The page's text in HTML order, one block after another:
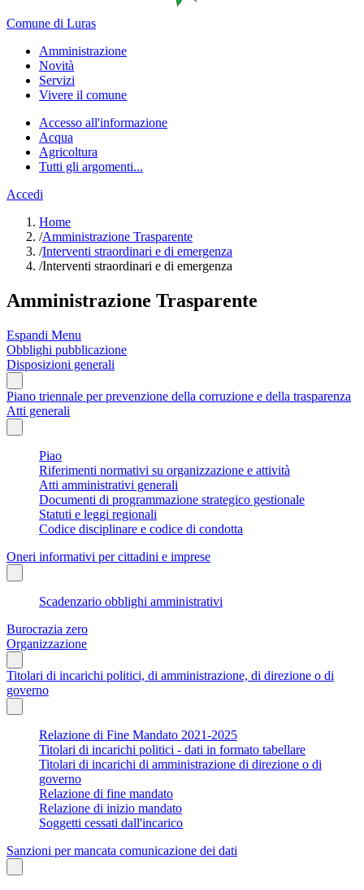
Comune di Luras
Amministrazione
Novità
Servizi
Vivere il comune
Accesso all'informazione
Acqua
Agricoltura
Tutti gli argomenti...
Accedi
Home
/Amministrazione Trasparente
/Interventi straordinari e di emergenza
/Interventi straordinari e di emergenza
Amministrazione Trasparente
Espandi Menu
Obblighi pubblicazione
Disposizioni generali
Piano triennale per prevenzione della corruzione e della trasparenza
Atti generali
Piao
Riferimenti normativi su organizzazione e attività
Atti amministrativi generali
Documenti di programmazione strategico gestionale
Statuti e leggi regionali
Codice disciplinare e codice di condotta
Oneri informativi per cittadini e imprese
Scadenzario obblighi amministrativi
Burocrazia zero
Organizzazione
Titolari di incarichi politici, di amministrazione, di direzione o di
governo
Relazione di Fine Mandato 2021-2025
Titolari di incarichi politici - dati in formato tabellare
Titolari di incarichi di amministrazione di direzione o di
governo
Relazione di fine mandato
Relazione di inizio mandato
Soggetti cessati dall'incarico
Sanzioni per mancata comunicazione dei dati